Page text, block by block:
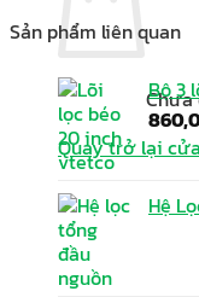
Chưa
Quay trở lại
Sản phẩm liên quan
Bộ 3
Hệ